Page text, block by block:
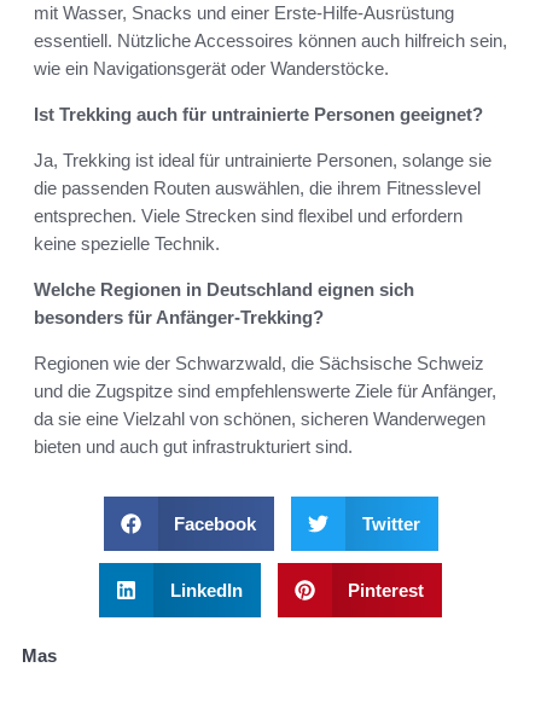
mit Wasser, Snacks und einer Erste-Hilfe-Ausrüstung
essentiell. Nützliche Accessoires können auch hilfreich sein,
wie ein Navigationsgerät oder Wanderstöcke.
Ist Trekking auch für untrainierte Personen geeignet?
Ja, Trekking ist ideal für untrainierte Personen, solange sie
die passenden Routen auswählen, die ihrem Fitnesslevel
entsprechen. Viele Strecken sind flexibel und erfordern
keine spezielle Technik.
Welche Regionen in Deutschland eignen sich
besonders für Anfänger-Trekking?
Regionen wie der Schwarzwald, die Sächsische Schweiz
und die Zugspitze sind empfehlenswerte Ziele für Anfänger,
da sie eine Vielzahl von schönen, sicheren Wanderwegen
bieten und auch gut infrastrukturiert sind.
Facebook Twitter
LinkedIn Pinterest
Mas